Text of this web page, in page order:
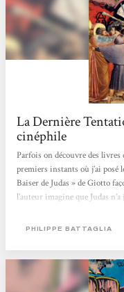
La Dernière
cinéphile
Parfois on découvre des livres
premiers instants où j’ai
Baiser de Judas » de Giotto
l’auteur imagine que Judas
terre depuis 2000 ans en
PHILIPPE BATTAGLIA